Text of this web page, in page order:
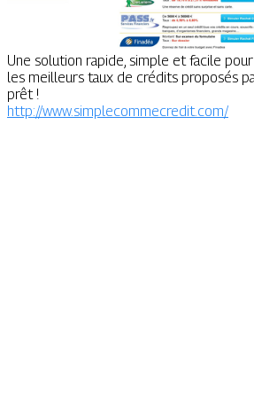
Une solution rapide, simple et facile
les meilleurs taux de crédits proposés
prêt !
http://www.simplecommecredit.com/